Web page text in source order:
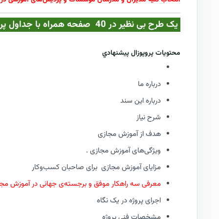
یک طرح بی نظیر در 40 صفحه همراه با جداول پرسشنامه نیازمندیهای آموزش مجازی | فقط در کازيو
محتويات پروپوزال پيشنهادي
درباره ما
درباره این سند
شرح نیاز
هدف از آموزش مجازی
ویژگی‌های آموزش مجازی .
مزایای آموزش مجازی برای صاحبان کسب‌وکار
معرفی سه راهکار موفق و برجسته‌ی جهانی در آموزش
اجرای پروژه در یک نگاه